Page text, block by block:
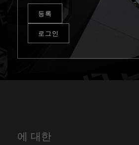
등록
로그인
에 대한